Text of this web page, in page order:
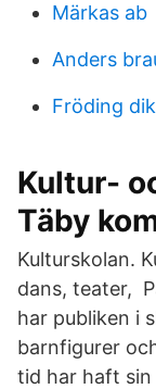
Märkas ab
Anders
Fröding
Kultur-
Täby
Kulturskolan.
dans, teater,
har publiken i
barnfigurer
tid har haft